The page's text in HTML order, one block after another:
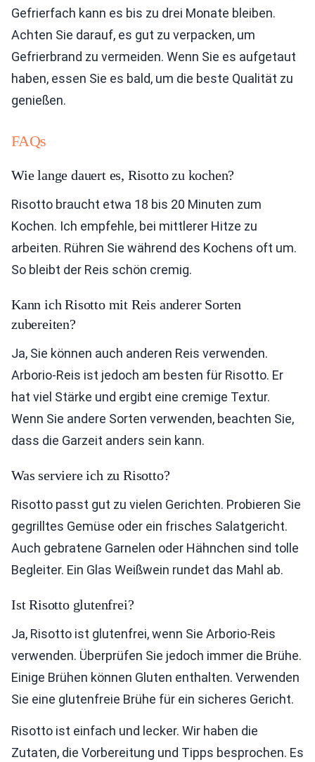
Gefrierfach kann es bis zu drei Monate bleiben.
Achten Sie darauf, es gut zu verpacken, um
Gefrierbrand zu vermeiden. Wenn Sie es aufgetaut
haben, essen Sie es bald, um die beste Qualität zu
genießen.
FAQs
Wie lange dauert es, Risotto zu kochen?
Risotto braucht etwa 18 bis 20 Minuten zum
Kochen. Ich empfehle, bei mittlerer Hitze zu
arbeiten. Rühren Sie während des Kochens oft um.
So bleibt der Reis schön cremig.
Kann ich Risotto mit Reis anderer Sorten
zubereiten?
Ja, Sie können auch anderen Reis verwenden.
Arborio-Reis ist jedoch am besten für Risotto. Er
hat viel Stärke und ergibt eine cremige Textur.
Wenn Sie andere Sorten verwenden, beachten Sie,
dass die Garzeit anders sein kann.
Was serviere ich zu Risotto?
Risotto passt gut zu vielen Gerichten. Probieren Sie
gegrilltes Gemüse oder ein frisches Salatgericht.
Auch gebratene Garnelen oder Hähnchen sind tolle
Begleiter. Ein Glas Weißwein rundet das Mahl ab.
Ist Risotto glutenfrei?
Ja, Risotto ist glutenfrei, wenn Sie Arborio-Reis
verwenden. Überprüfen Sie jedoch immer die Brühe.
Einige Brühen können Gluten enthalten. Verwenden
Sie eine glutenfreie Brühe für ein sicheres Gericht.
Risotto ist einfach und lecker. Wir haben die
Zutaten, die Vorbereitung und Tipps besprochen. Es